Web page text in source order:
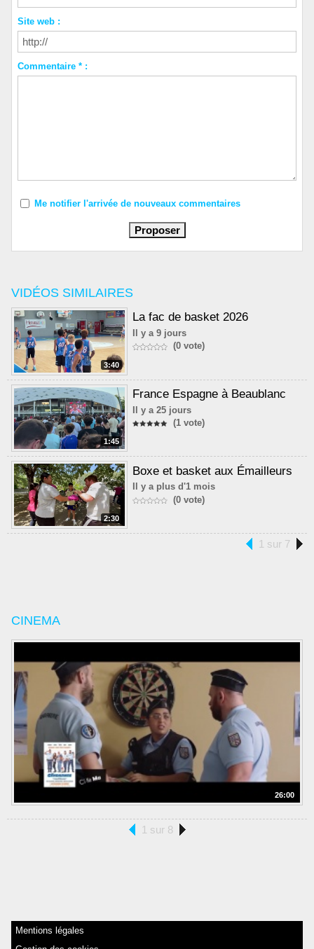
VIDÉOS SIMILAIRES
3:40
La fac de basket 2026
Il y a 9 jours
(0 vote)
1:45
France Espagne à Beaublanc
Il y a 25 jours
(1 vote)
2:30
Boxe et basket aux Émailleurs
Il y a plus d'1 mois
(0 vote)
1 sur 7
CINEMA
26:00
1 sur 8
Site web :
Commentaire * :
Me notifier l'arrivée de nouveaux commentaires
Mentions légales